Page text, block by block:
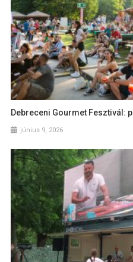
Debreceni Gourmet Fesztivál:
június 9, 2026